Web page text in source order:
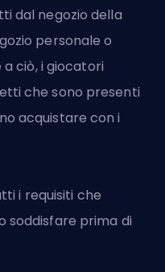
dal negozio della
personale o
a ciò, i giocatori
che sono presenti
acquistare con i
i requisiti che
soddisfare prima di